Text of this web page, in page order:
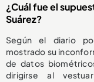
¿Cuál fue el
Suárez?
Según el diario
mostrado su
de datos
dirigirse al